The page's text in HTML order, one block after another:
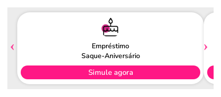
Empréstimo
Saque-Aniversário
Simule agora